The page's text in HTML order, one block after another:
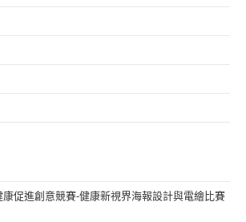
康促進創意競賽-健康新視界海報設計與電繪比賽